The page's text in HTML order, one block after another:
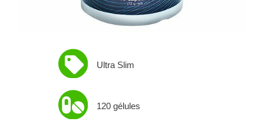
Ultra Slim
120 gélules